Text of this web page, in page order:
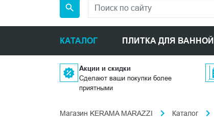
КАТАЛОГ ПЛИТКА ДЛЯ ВАННОЙ
Акции и скидки
Сделают ваши покупки более
приятными
Магазин KERAMA MARAZZI Каталог